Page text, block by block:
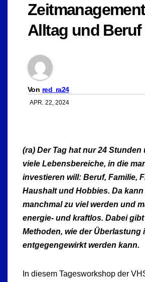
Alltag und Beruf
Von red_ra24
APR. 22, 2024
(ra) Der Tag hat nur 24 Stunden
viele Lebensbereiche, in die
investieren will: Beruf, Familie,
Haushalt und Hobbies. Da kann
manchmal zu viel werden und
energie- und kraftlos. Dabei
Methoden, wie der Überlastung
entgegengewirkt werden kann.
In diesem Tagesworkshop der